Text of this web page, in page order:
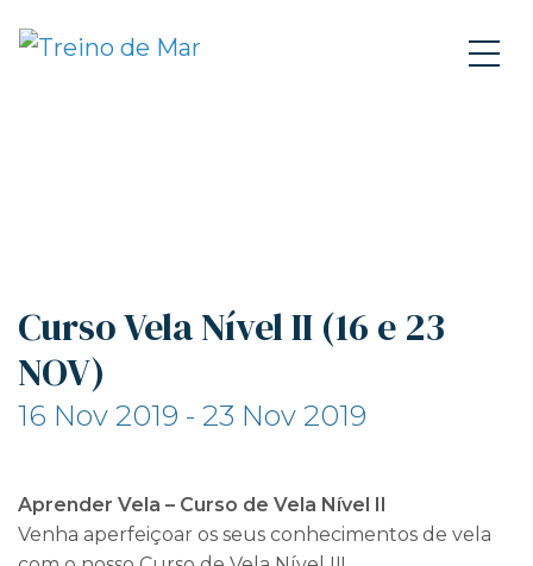
Curso Vela Nível II (16 e 23
NOV)
16 Nov 2019 - 23 Nov 2019
Aprender Vela – Curso de Vela Nível II
Venha aperfeiçoar os seus conhecimentos de vela